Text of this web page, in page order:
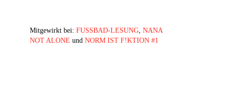
Mitgewirkt bei: FUSSBAD-LESUNG, NANA
NOT ALONE und NORM IST F!KTION #1